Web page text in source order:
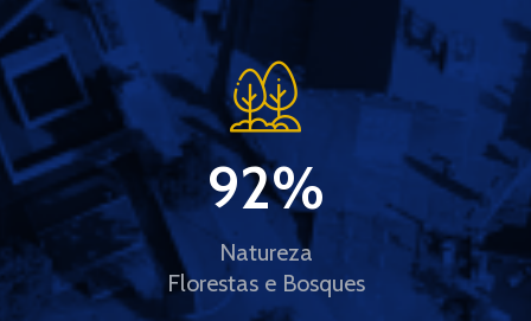
Natureza
Florestas e Bosques
92%